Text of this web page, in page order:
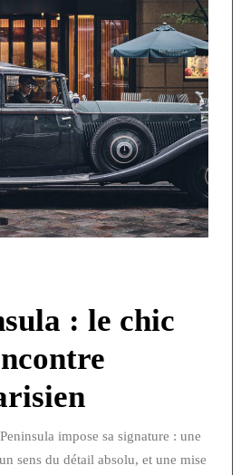
: le chic
impose sa signature : une
sens du détail absolu, et une mise